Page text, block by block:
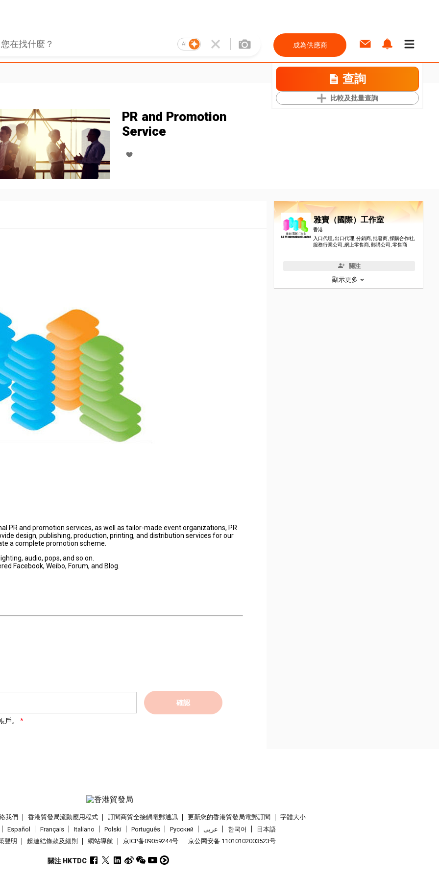
AI 成為供應商
查詢
比較及批量查詢
PR and Promotion
Service
PR and promotion services, as well as tailor-made event organizations, PR
design, publishing, production, printing, and distribution services for our
a complete promotion scheme.
audio, pops, and so on.
Facebook, Weibo, Forum, and Blog.
確認
。
雅寶（國際）工作室
香港
入口代理, 出口代理, 分銷商, 批發商, 採購合作社,
服務行業公司, 網上零售商, 郵購公司, 零售商
關注
顯示更多
我們 香港貿發局流動應用程式 訂閱商貿全接觸電郵通訊 更新您的香港貿發局電郵訂閱
字體大小
Español
Français Italiano Polski Português Pусский عربى 한국어
日本語
聲明
超連結條款及細則 網站導航 京ICP备09059244号 京公网安备 11010102003523号
關注 HKTDC